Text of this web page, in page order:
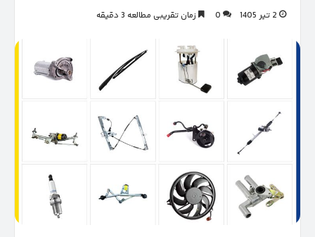
2 تیر 1405 0 زمان تقریبی مطالعه 3 دقیقه